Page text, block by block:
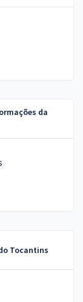
da
Tocantins